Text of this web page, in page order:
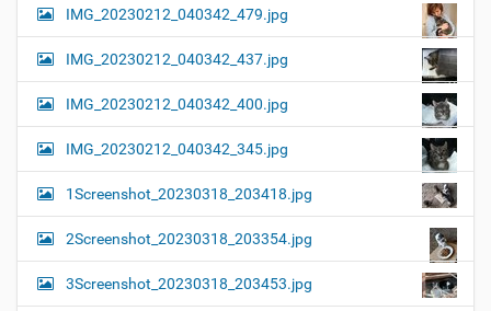
IMG_20230212_040342_479.jpg
IMG_20230212_040342_437.jpg
IMG_20230212_040342_400.jpg
IMG_20230212_040342_345.jpg
1Screenshot_20230318_203418.jpg
2Screenshot_20230318_203354.jpg
3Screenshot_20230318_203453.jpg